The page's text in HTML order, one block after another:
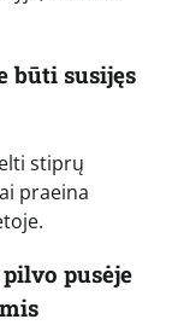
būti susijęs
stiprų
praeina
pusėje